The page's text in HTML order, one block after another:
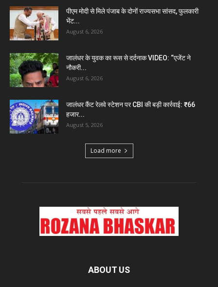
पीएम मोदी से मिले पंजाब के दोनों राज्यसभा सांसद, फुलकारी
भेंट...
August 6, 2026
जालंधर के युवक का रूस से दर्दनाक VIDEO: “एजेंट ने
नौकरी...
August 6, 2026
जालंधर कैंट रेलवे स्टेशन पर CBI की बड़ी कार्रवाई: ₹66
हजार...
August 5, 2026
Load more
ABOUT US